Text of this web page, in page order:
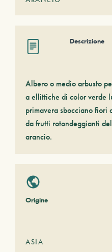
Descrizione
Albero o medio arbusto
a ellittiche di color verde
primavera sbocciano fiori
da frutti rotondeggianti
arancio.
Origine
ASIA